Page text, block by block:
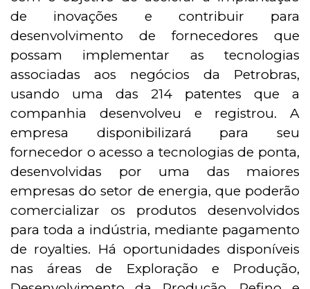
de inovações e contribuir para
desenvolvimento de fornecedores que
possam implementar as tecnologias
associadas aos negócios da Petrobras,
usando uma das 214 patentes que a
companhia desenvolveu e registrou. A
empresa disponibilizará para seu
fornecedor o acesso a tecnologias de ponta,
desenvolvidas por uma das maiores
empresas do setor de energia, que poderão
comercializar os produtos desenvolvidos
para toda a indústria, mediante pagamento
de royalties. Há oportunidades disponíveis
nas áreas de Exploração e Produção,